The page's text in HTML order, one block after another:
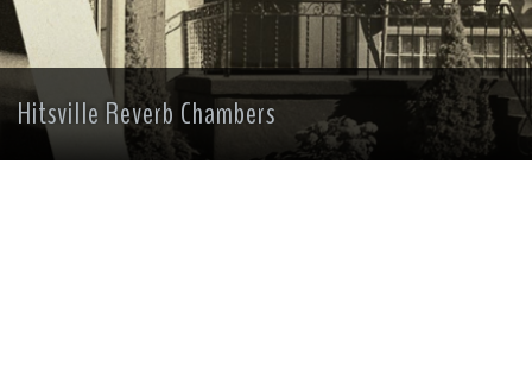
Hitsville Reverb Chambers